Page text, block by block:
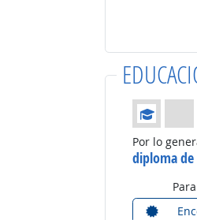
Educación:
Por lo
diploma de